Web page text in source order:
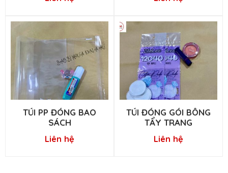
TÚI PP ĐÓNG BAO
SÁCH
Liên hệ
TÚI ĐÓNG GÓI BÔNG
TẨY TRANG
Liên hệ